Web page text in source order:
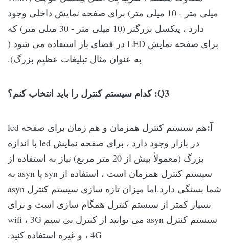
میلی متر - 10 میلی متر) برای صفحه نمایش داخلی وجود
دارد ، پیکسل بزرگتر (10 میلی متر - 30 میلی متر) که
برای صفحه نمایش LED در فضای باز استفاده می شود (
به عنوان مثال تبلیغات عظیم بزرگ).
Q3: کدام سیستم کنترل را باید انتخاب کنم؟
آ:
هم سیستم کنترل همزمان و هم زمان برای صفحه led
در بازار وجود دارد ، برای صفحه نمایش led با اندازه
بزرگ (معمولاً بیش از 20 متر مربع) نیاز به استفاده از
سیستم کنترل همزمان است ، استفاده از syn یا asyn به
شما بستگی دارد.
اما میزان تازه سازی سیستم کنترل asyn
بسیار کمتر از سیستم کنترل همگام سازی است و برای
سیستم کنترل asyn می توانید از کنترل بی سیم wifi ، 3G
، 4G و غیره استفاده کنید.